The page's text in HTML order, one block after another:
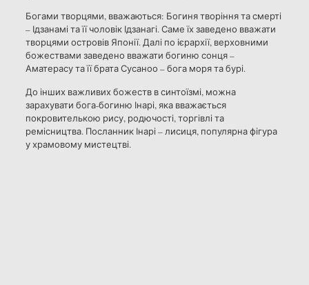
Богами творцями, вважаються: Богиня творіння та смерті
– Ідзанамі та її чоловік Ідзанагі. Саме їх заведено вважати
творцями островів Японії. Далі по ієрархії, верховними
божествами заведено вважати богиню сонця –
Аматерасу та її брата Сусаноо – бога моря та бурі.
До інших важливих божеств в синтоїзмі, можна
зарахувати бога-богиню Інарі, яка вважається
покровителькою рису, родючості, торгівлі та
ремісництва. Посланник Інарі – лисиця, популярна фігура
у храмовому мистецтві.